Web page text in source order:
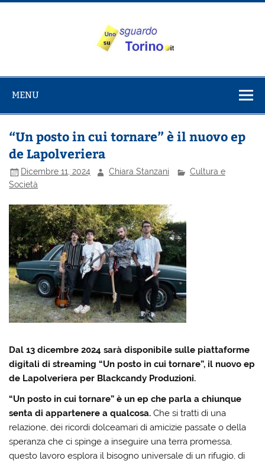
Salta
su Torino
MENU
“Un posto in cui tornare” è il nuovo ep
de Lapolveriera
Dicembre 11, 2024 Chiara Stanzani
Cultura e
Società
Dal 13 dicembre 2024 sarà disponibile sulle piattaforme
digitali di streaming “Un posto in cui tornare”, il nuovo ep
de Lapolveriera per Blackcandy Produzioni.
“Un posto in cui tornare” è un ep che parla a chiunque
senta di appartenere a qualcosa.Che si tratti di una
relazione, dei ricordi dolceamari di amicizie passate o della
speranza che ci spinge a inseguire una terra promessa,
questo lavoro esplora il bisogno universale di un rifugio, di